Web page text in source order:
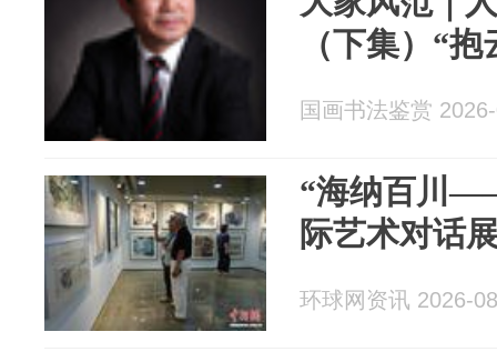
（下集）“
国画书法鉴赏
“海纳百川
际艺术对话
环球网资讯 2026-